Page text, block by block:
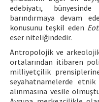
edebiyatı,
barındırmaya devam
konusunu teşkil eden
eser niteliğindedir.
Antropolojik ve arkeolojik
ortalarından itibaren
milliyetçilik
seyahatnamelerde
alınmasına vesile